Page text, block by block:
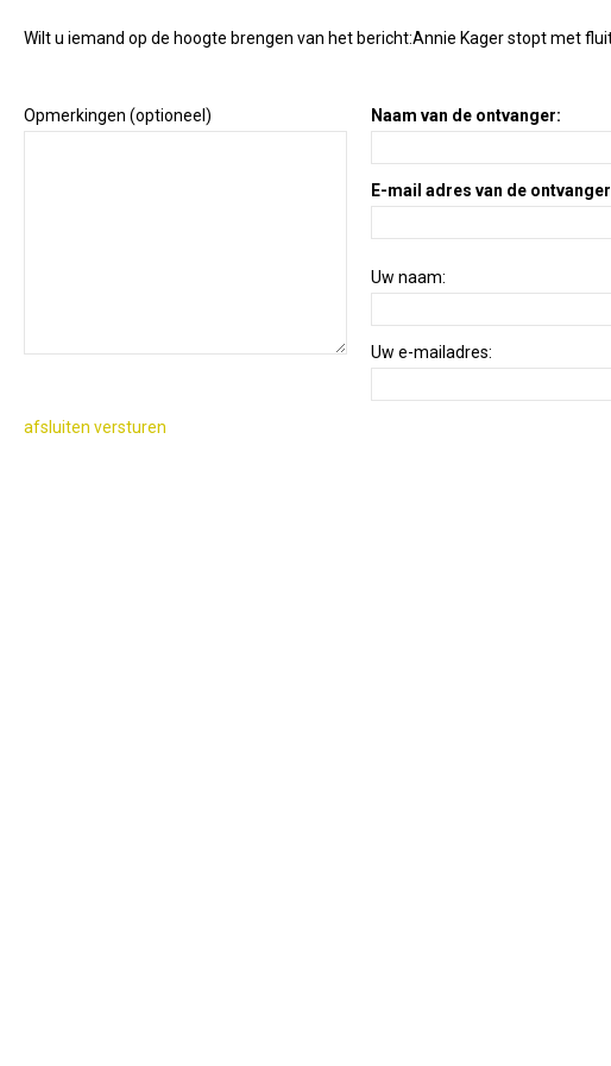
Wilt u iemand op de hoogte brengen van het bericht:Annie Kager stopt met
Opmerkingen (optioneel) Naam van de ontvanger:
E-mail adres van de
Uw naam:
Uw e-mailadres:
afsluiten versturen